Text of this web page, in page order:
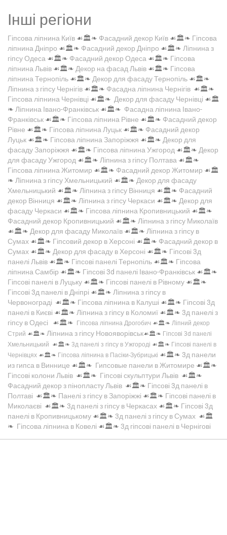
Інші регіони
Гіпсова ліпнина Київ ☙🏛️❧ Фасадний декор Київ ☙🏛️❧ Гіпсова
ліпнина Дніпро ☙🏛️❧ Фасадний декор Дніпро ☙🏛️❧ Ліпнина з
гіпсу Одеса ☙🏛️❧ Фасадний декор Одеса ☙🏛️❧ Гіпсова
ліпнина Львів ☙🏛️❧ Декор на фасад Львів ☙🏛️❧ Гіпсова
ліпнина Тернопіль ☙🏛️❧ Декор для фасаду Тернопіль ☙🏛️❧
Ліпнина з гіпсу Чернігів ☙🏛️❧ Фасадна ліпнина Чернігів ☙🏛️❧
Гіпсова ліпнина Чернівці ☙🏛️❧ Декор для фасаду Чернівці ☙🏛️
❧ Ліпнина Івано-Франківськ ☙🏛️❧ Фасадна ліпнина Івано-
Франківськ ☙🏛️❧ Гіпсова ліпнина Рівне ☙🏛️❧ Фасадний декор
Рівне ☙🏛️❧ Гіпсова ліпнина Луцьк ☙🏛️❧ Фасадний декор
Луцьк ☙🏛️❧ Гіпсова ліпнина Запоріжжя ☙🏛️❧ Декор для
фасаду Запоріжжя ☙🏛️❧ Гіпсова ліпнина Ужгород ☙🏛️❧ Декор
для фасаду Ужгород ☙🏛️❧ Ліпнина з гіпсу Полтава ☙🏛️❧
Гіпсова ліпнина Житомир ☙🏛️❧ Фасадний декор Житомир ☙🏛️
❧ Ліпнина з гіпсу Хмельницький ☙🏛️❧ Декор для фасаду
Хмельницький ☙🏛️❧ Ліпнина з гіпсу Вінниця ☙🏛️❧ Фасадний
декор Вінниця ☙🏛️❧ Ліпнина з гіпсу Черкаси ☙🏛️❧ Декор для
фасаду Черкаси ☙🏛️❧ Гіпсова ліпнина Кропивницький ☙🏛️❧
Фасадний декор Кропивницький ☙🏛️❧ Ліпнина з гіпсу Миколаїв
☙🏛️❧ Декор для фасаду Миколаїв ☙🏛️❧ Ліпнина з гіпсу в
Сумах ☙🏛️❧ Гіпсовий декор в Херсоні ☙🏛️❧ Фасадний декор в
Сумах ☙🏛️❧ Декор для фасаду в Херсоні ☙🏛️❧ Гіпсові 3д
панелі Львів ☙🏛️❧ Гіпсові панелі Тернопіль ☙🏛️❧ Гіпсова
ліпнина Самбір ☙🏛️❧ Гіпсові 3d панелі Івано-Франківськ ☙🏛️❧
Гіпсові панелі в Луцьку ☙🏛️❧ Гіпсові панелі в Рівному ☙🏛️❧
Гіпсові 3д панелі в Дніпрі ☙🏛️❧ Ліпнина з гіпсу в
Червонограді ☙🏛️❧ Гіпсова ліпнина в Калуші ☙🏛️❧ Гіпсові 3д
панелі в Києві ☙🏛️❧ Ліпнина з гіпсу в Коломиї ☙🏛️❧ 3д панелі з
гіпсу в Одесі ☙🏛️❧ Гіпсова ліпнина Дрогобич ☙🏛️❧ Ліпний декор
Стрий ☙🏛️❧ Ліпнина з гіпсу Новояворівськ☙🏛️❧ Гіпсові 3d панелі
Хмельницький ☙🏛️❧ 3д панелі з гіпсу в Ужгороді ☙🏛️❧ Гіпсові панелі в
Чернівцях ☙🏛️❧ Гіпсова ліпнина в Пасіки-Зубрицькі ☙🏛️❧ 3д панели
из гипса в Виннице ☙🏛️❧ Гипсовые панели в Житомире ☙🏛️❧
Гіпсові колони Львів ☙🏛️❧ Гіпсові скульптури Львів ☙🏛️❧
Фасадний декор з пінопласту Львів ☙🏛️❧ Гіпсові 3д панелі в
Полтаві ☙🏛️❧ Панелі з гіпсу в Запоріжжі ☙🏛️❧ Гіпсові панелі в
Миколаєві ☙🏛️❧ 3д панелі з гіпсу в Черкасах ☙🏛️❧ Гіпсові 3д
панелі в Кропивницькому ☙🏛️❧ 3д панелі з гіпсу в Сумах ☙🏛️
❧ Гіпсова ліпнина в Ковелі ☙🏛️❧ 3д гіпсові панелі в Чернігові